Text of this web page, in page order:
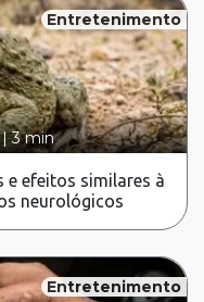
Entretenimento
3 min
e efeitos similares à
neurológicos
Entretenimento